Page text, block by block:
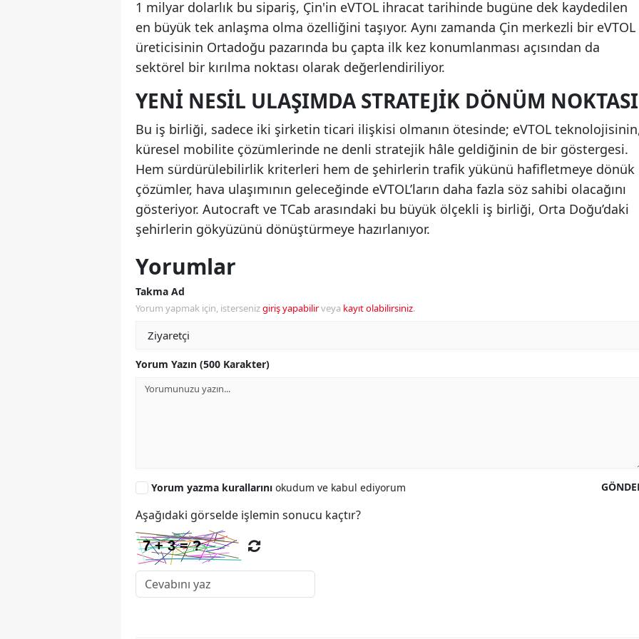
1 milyar dolarlık bu sipariş, Çin'in eVTOL ihracat tarihinde bugüne dek kaydedilen
en büyük tek anlaşma olma özelliğini taşıyor. Aynı zamanda Çin merkezli bir eVTOL
üreticisinin Ortadoğu pazarında bu çapta ilk kez konumlanması açısından da
sektörel bir kırılma noktası olarak değerlendiriliyor.
YENI NESIL ULAŞIMDA STRATEJIK DÖNÜM NOKTASI
Bu iş birliği, sadece iki şirketin ticari ilişkisi olmanın ötesinde; eVTOL
küresel mobilite çözümlerinde ne denli stratejik hâle geldiğinin de bir göstergesi.
Hem sürdürülebilirlik kriterleri hem de şehirlerin trafik yükünü hafifletmeye dönük
çözümler, hava ulaşımının geleceğinde eVTOL’ların daha fazla söz sahibi olacağını
gösteriyor. Autocraft ve TCab arasındaki bu büyük ölçekli iş birliği, Orta Doğu’daki
şehirlerin gökyüzünü dönüştürmeye hazırlanıyor.
Yorumlar
Takma Ad
Yorum yapmak için, istersenizgiriş yapabilirveya kayıt olabilirsiniz.
Yorum Yazın (500 Karakter)
Yorum yazma kurallarını okudum ve kabul ediyorum
Aşağıdaki görselde işlemin sonucu kaçtır?